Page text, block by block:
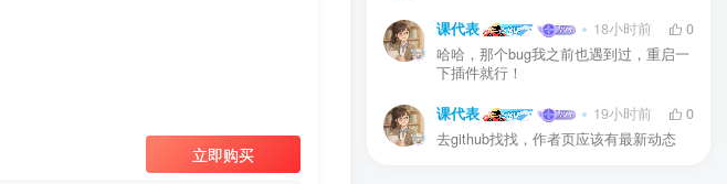
立即购买
课代表 18小时前
0
哈哈，那个bug我之前也遇到过，重启一
下插件就行！
课代表 19小时前
0
去github找找，作者页应该有最新动态